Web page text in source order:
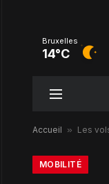
Bruxelles
14°C
Accueil » Les
MOBILITÉ